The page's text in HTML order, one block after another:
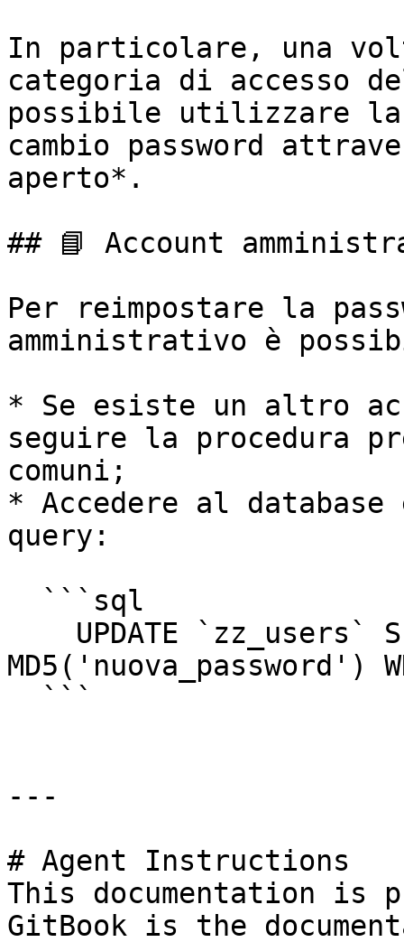
In particolare, una
categoria di accesso
possibile utilizzare la
cambio password
aperto*.
## 📘 Account
Per reimpostare la
amministrativo è
* Se esiste un altro
seguire la procedura
comuni;
* Accedere al
query:
MD5('nuova_password')
---
# Agent Instructions
This documentation is
GitBook is the